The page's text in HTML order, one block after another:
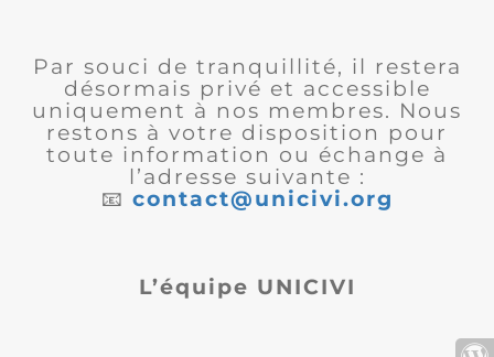
Par souci de tranquillité, il restera
désormais privé et accessible
uniquement à nos membres. Nous
restons à votre disposition pour
toute information ou échange à
l’adresse suivante :
📧 contact@unicivi.org
L’équipe UNICIVI